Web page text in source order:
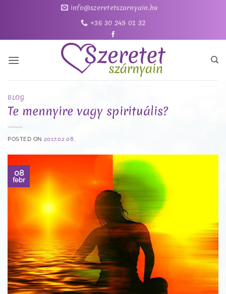
info@szeretetszarnyain.hu
+36 30 249 01 32
BLOG
Te mennyire vagy spirituális?
POSTED ON 2017.02.08.
08
febr